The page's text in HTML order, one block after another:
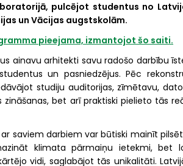
pulcējot studentus no
un Vācijas augstskolām.
pieejama, izmantojot šo saiti.
ainavu arhitekti savu radošo darbību
un pasniedzējus. Pēc
studiju auditorijas, zīmētavu,
bet arī praktiski pielieto tās
saviem darbiem var būtiski mainīt
klimata pārmaiņu ietekmi, bet
vidi, saglabājot tās unikalitāti.